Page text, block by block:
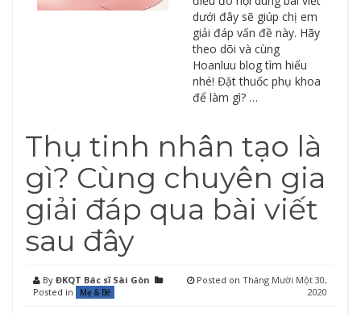
dưới đây sẽ giúp chị em
giải đáp vấn đề này. Hãy
theo dõi và cùng
Hoanluu blog tìm hiểu
nhé! Đặt thuốc phụ khoa
để làm gì? …
Thụ tinh nhân tạo là
gì? Cùng chuyên gia
giải đáp qua bài viết
sau đây
By ĐKQT Bác sĩ Sài Gòn
Posted in
Mẹ & Bé
Posted on Tháng Mười Một 30,
2020